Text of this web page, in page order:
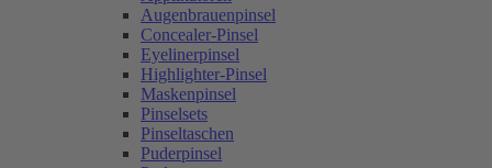
Augenbrauenpinsel
Concealer-Pinsel
Eyelinerpinsel
Highlighter-Pinsel
Maskenpinsel
Pinselsets
Pinseltaschen
Puderpinsel